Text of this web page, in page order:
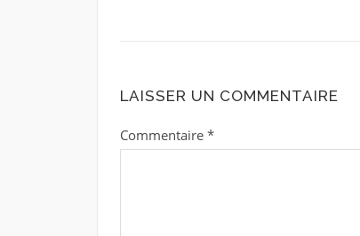
LAISSER UN COMMENTAIRE
Commentaire *